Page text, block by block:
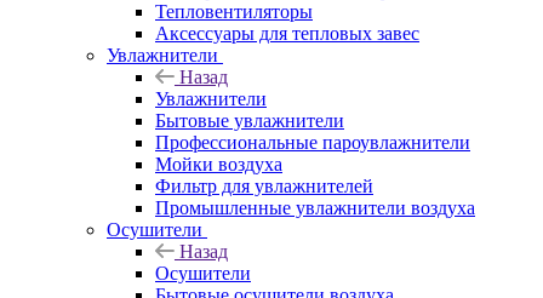
Тепловентиляторы
Аксессуары для тепловых завес
Увлажнители
Назад
Увлажнители
Бытовые увлажнители
Профессиональные пароувлажнители
Мойки воздуха
Фильтр для увлажнителей
Промышленные увлажнители воздуха
Осушители
Назад
Осушители